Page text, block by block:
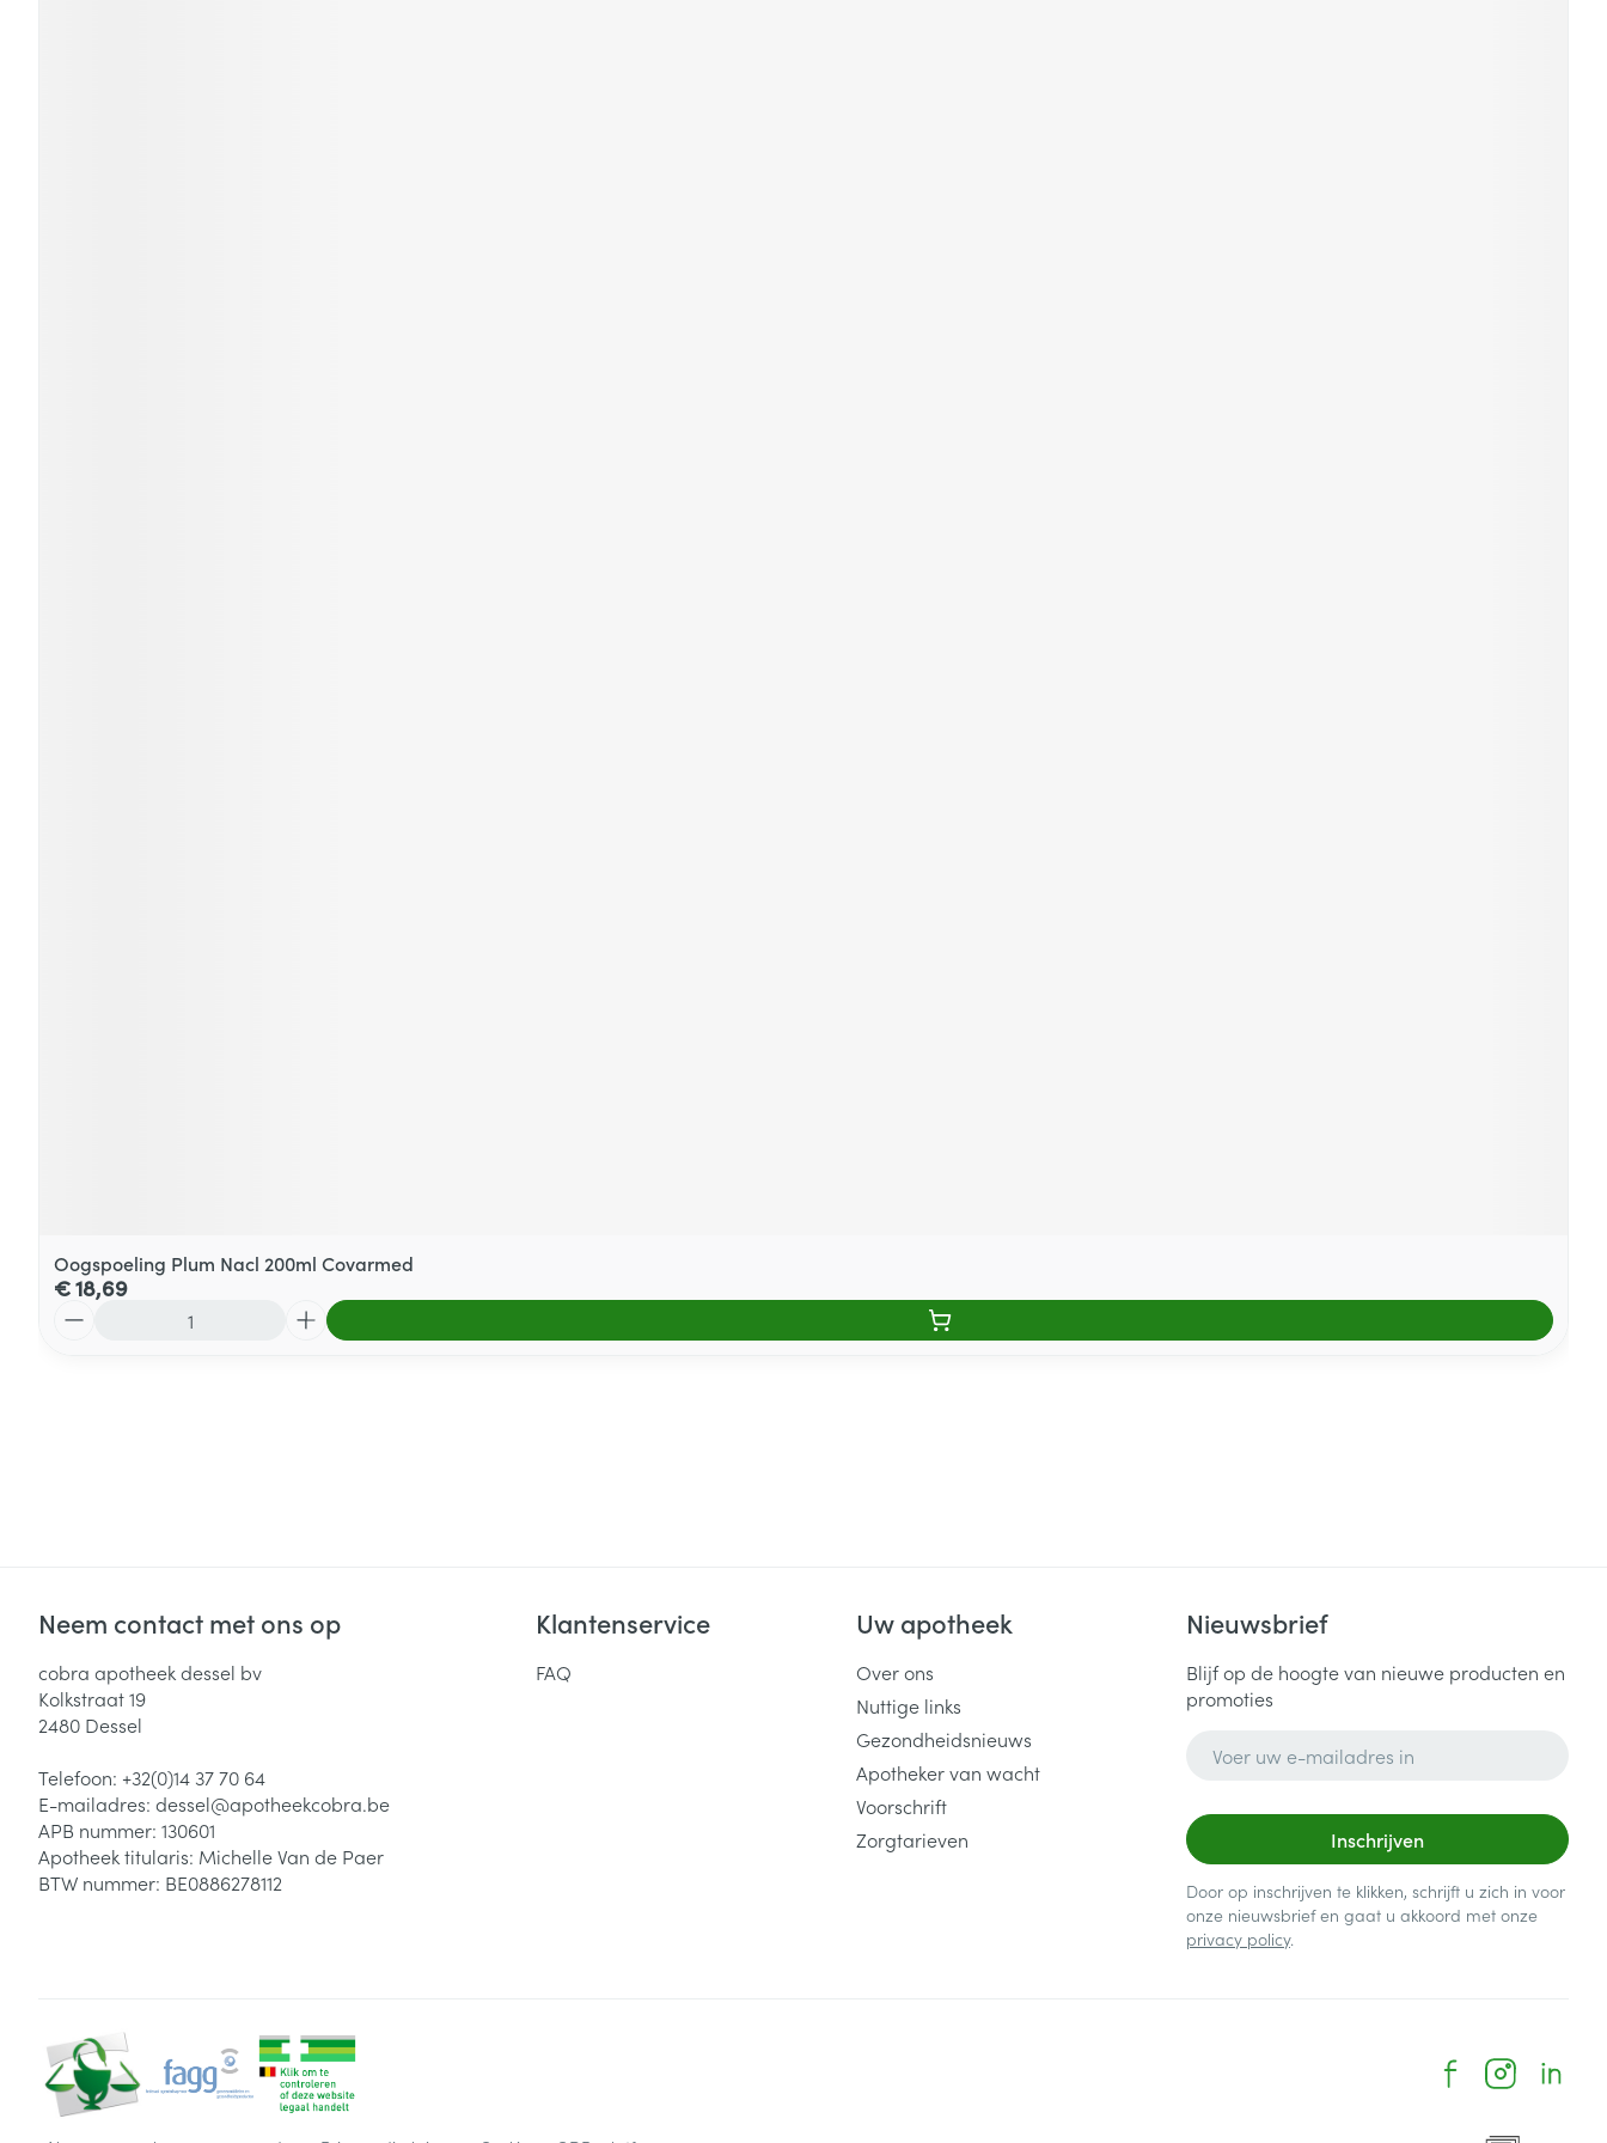
Oogspoeling Plum Nacl 200ml Covarmed
€ 18,69
Neem contact met ons op
cobra apotheek dessel bv
Kolkstraat 19
2480 Dessel
Telefoon: +32(0)14 37 70 64
E-mailadres: dessel@apotheekcobra.be
APB nummer: 130601
Apotheek titularis: Michelle Van de Paer
BTW nummer: BE0886278112
Klantenservice
FAQ
Uw apotheek
Over ons
Nuttige links
Gezondheidsnieuws
Apotheker van wacht
Voorschrift
Zorgtarieven
Nieuwsbrief
Blijf op de hoogte van nieuwe producten en
promoties
Inschrijven
Door op inschrijven te klikken, schrijft u zich in voor
onze nieuwsbrief en gaat u akkoord met onze
privacy policy.